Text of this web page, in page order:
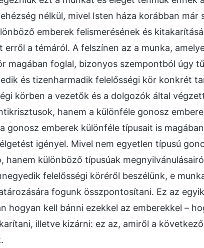
nélkül, mivel Isten háza korábban már
emberek felismerésének és
erről a témáról. A felszínen az a munka,
magában foglal, bizonyos szempontból úgy
és tizenharmadik felelősségi kör konkrét
körben a vezetők és a dolgozók által
hanem a különféle gonosz
gonosz emberek különféle típusait is
igényel. Mivel nem egyetlen típusú
hanem különböző típusúak
felelősségi köréről beszélünk, e
fogunk összpontosítani. Ez az
hogyan kell bánni ezekkel az emberekkel –
illetve kizárni: ez az, amiről a